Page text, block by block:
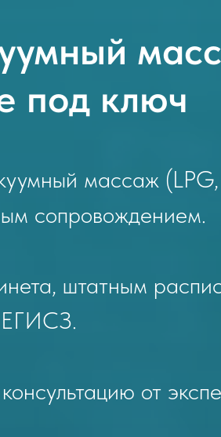
под ключ
массаж
сопровождением.
штатным
ЕГИСЗ.
от